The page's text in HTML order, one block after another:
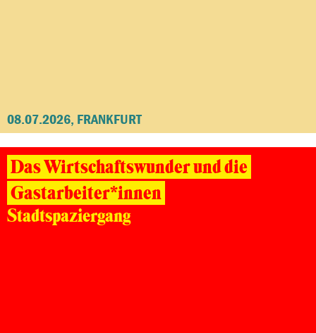
08.07.2026, FRANKFURT
Das Wirtschaftswunder und die
Gastarbeiter*innen
Stadtspaziergang